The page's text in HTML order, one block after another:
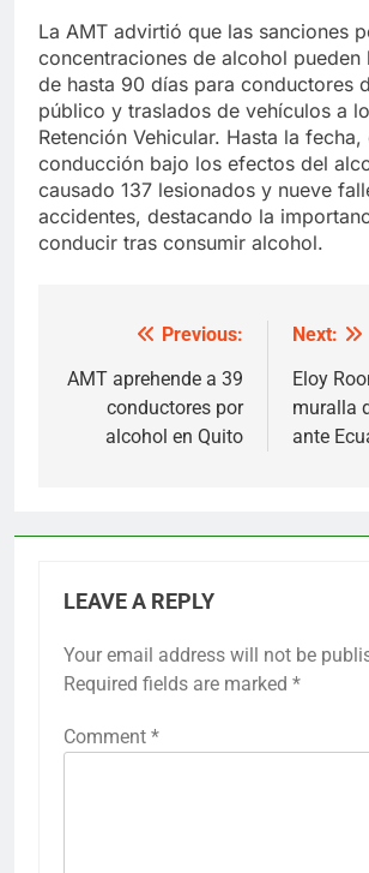
La AMT advirtió que las sanciones
concentraciones de alcohol pueden
de hasta 90 días para conductores
público y traslados de vehículos a
Retención Vehicular. Hasta la
conducción bajo los efectos del
causado 137 lesionados y nueve
accidentes, destacando la
conducir tras consumir alcohol.
navigation
Previous:
AMT aprehende a 39
conductores por
alcohol en Quito
Next:
Eloy
muralla
ante
LEAVE A REPLY
Your email address will not be
Required fields are marked *
Comment *